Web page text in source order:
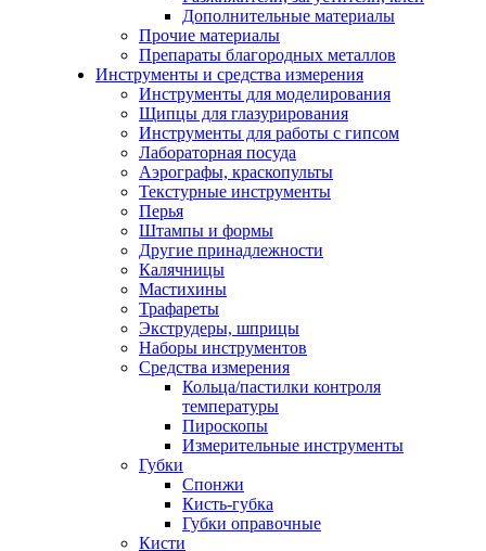
Дополнительные материалы
Прочие материалы
Препараты благородных металлов
Инструменты и средства измерения
Инструменты для моделирования
Щипцы для глазурирования
Инструменты для работы с гипсом
Лабораторная посуда
Аэрографы, краскопульты
Текстурные инструменты
Перья
Штампы и формы
Другие принадлежности
Калячницы
Мастихины
Трафареты
Экструдеры, шприцы
Наборы инструментов
Средства измерения
Кольца/пастилки контроля
температуры
Пироскопы
Измерительные инструменты
Губки
Спонжи
Кисть-губка
Губки оправочные
Кисти